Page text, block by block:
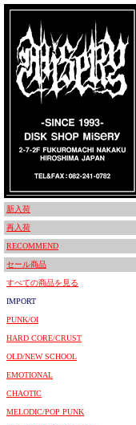
新入荷
再入荷
RECOMMEND
セール商品
すべての商品を見る
IMPORT
PUNK/OI
HARD CORE/CRUST
OLD/NEW SCHOOL
EMOTIONAL
CHAOTIC
MELODIC/POP PUNK